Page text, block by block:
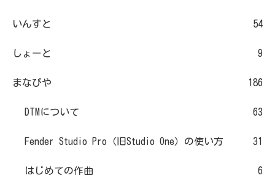
いんすと 54
しょーと 9
まなびや 186
DTMについて 63
Fender Studio Pro（旧Studio One）の使い方 31
はじめての作曲 6